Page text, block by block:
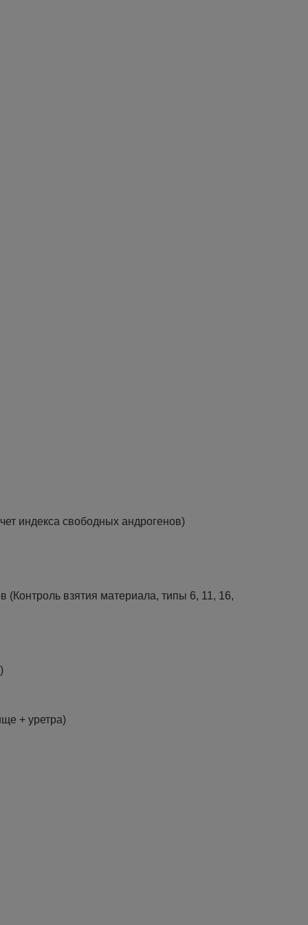
индекса свободных андрогенов)
взятия материала, типы 6, 11, 16,
+ уретра)